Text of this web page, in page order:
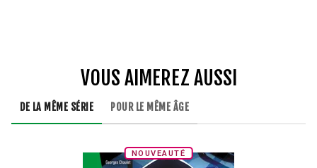
VOUS AIMEREZ AUSSI
DE LA MÊME SÉRIE POUR LE MÊME ÂGE
NOUVEAUTÉ